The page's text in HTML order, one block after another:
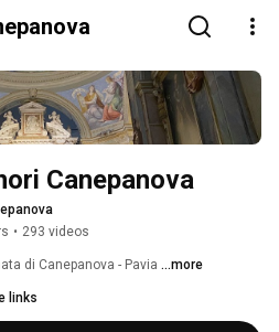
Canepanova
• 293 videos
di Canepanova - Pavia ...more
links